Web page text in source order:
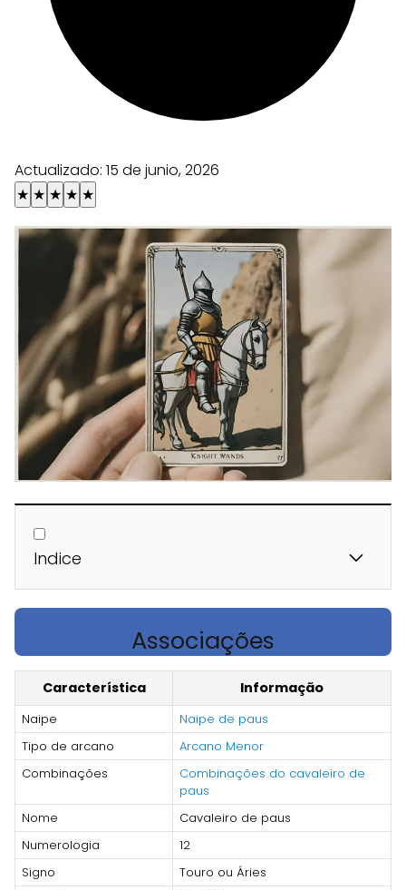
Actualizado: 15 de junio, 2026
★ ★ ★ ★ ★
Indice
Associações
Característica Informação
Naipe
Naipe de paus
Tipo de arcano
Arcano Menor
Combinações
Combinações do cavaleiro de
paus
Nome
Cavaleiro de paus
Numerologia
12
Signo
Touro ou Áries